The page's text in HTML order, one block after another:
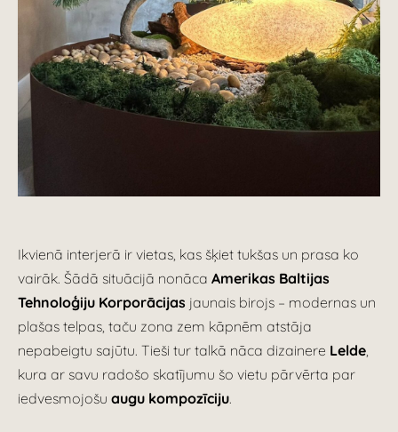
Ikvienā interjerā ir vietas, kas šķiet tukšas un prasa ko
vairāk. Šādā situācijā nonāca Amerikas Baltijas
Tehnoloģiju Korporācijas jaunais birojs – modernas un
plašas telpas, taču zona zem kāpnēm atstāja
nepabeigtu sajūtu. Tieši tur talkā nāca dizainere Lelde,
kura ar savu radošo skatījumu šo vietu pārvērta par
iedvesmojošu augu kompozīciju.